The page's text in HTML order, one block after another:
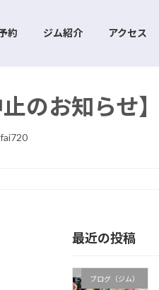
約 ジム紹介 アクセス
のお知らせ】
最近の投稿
ブログ（ジム）